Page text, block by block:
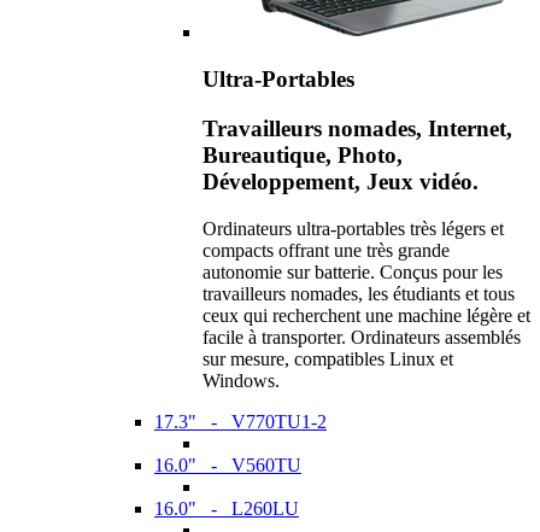
Ultra-Portables
Travailleurs nomades, Internet,
Bureautique, Photo,
Développement, Jeux vidéo.
Ordinateurs ultra-portables très légers et
compacts offrant une très grande
autonomie sur batterie. Conçus pour les
travailleurs nomades, les étudiants et tous
ceux qui recherchent une machine légère et
facile à transporter. Ordinateurs assemblés
sur mesure, compatibles Linux et
Windows.
17.3" - V770TU1-2
16.0" - V560TU
16.0" - L260LU